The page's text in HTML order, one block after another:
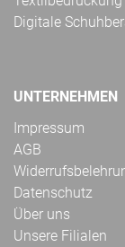
Digitale
UNTERNEHMEN
Impressum
AGB
Datenschutz
Über uns
Unsere Filialen